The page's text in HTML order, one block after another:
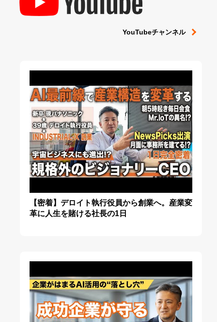
YouTubeチャンネル
【密着】デロイト執行役員から創業へ。産業変
革に人生を賭ける社長の1日